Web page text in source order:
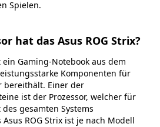
Spielen.
hat das Asus ROG Strix?
ein Gaming-Notebook aus dem
Komponenten für
bereithält. Einer der
ist der Prozessor, welcher für
gesamten Systems
ROG Strix ist je nach Modell